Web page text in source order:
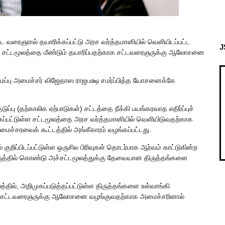
தயாரிக்கப்பட்டு அரச வர்த்தமானியில் வெளியிடப்பட்ட
சட்டமூலத்தை மீண்டும் தயாரிப்பதற்காக சட்டவரைஞருக்கு ஆலோசனை
அமைச்சர் விஜேதாஸ ராஜபக்ஷ சமர்ப்பித்த யோசனைக்கே
(தற்காலிக ஏற்பாடுகள்) சட்டத்தை நீக்கி பயங்கரவாத எதிர்ப்புச்
சட்டமூலத்தை அரச வர்த்தமானியில் வெளியிடுவதற்காக
கூட்டத்தில் அங்கீகாரம் வழங்கப்பட்டது.
ஒருசில பிரிவுகள் தொடர்பாக ஆர்வம் காட்டுகின்ற
கொண்டு அச்சட்டமூலத்துக்கு தேவையான திருத்தங்களை
அறிமுகப்படுத்தப்பட்டுள்ள திருத்தங்களை உள்வாங்கி
சட்டவரைஞருக்கு ஆலோசனை வழங்குவதற்காக அமைச்சரினால்